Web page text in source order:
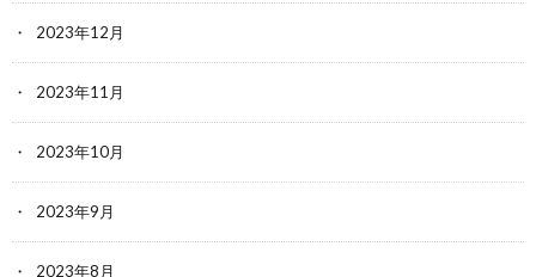
2023年12月
2023年11月
2023年10月
2023年9月
2023年8月